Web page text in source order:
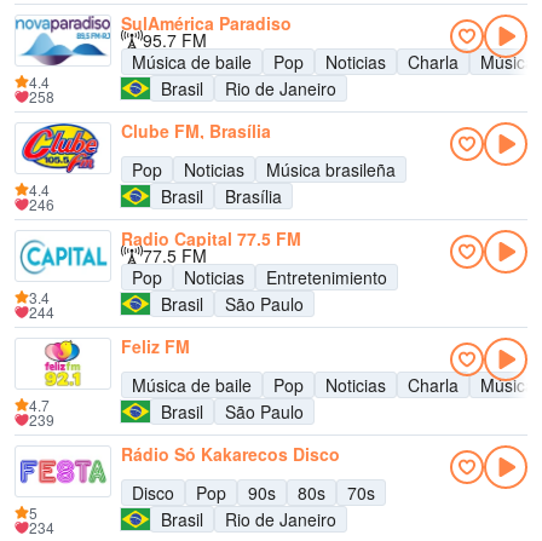
SulAmérica Paradiso
95.7 FM
Música de baile
Pop Noticias Charla
Música
Brasil
Rio de Janeiro
4.4
258
Clube FM, Brasília
Pop
Noticias
Música brasileña
Brasil
Brasília
4.4
246
Radio Capital 77.5 FM
77.5 FM
Pop
Noticias
Entretenimiento
Brasil
São Paulo
3.4
244
Feliz FM
Música de baile
Pop Noticias Charla
Música
Brasil
São Paulo
4.7
239
Rádio Só Kakarecos Disco
Disco
Pop 90s 80s
70s
Brasil
Rio de Janeiro
5
234